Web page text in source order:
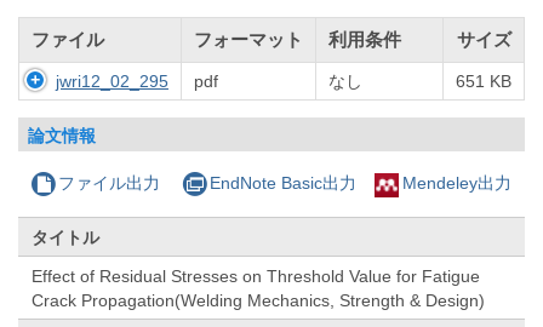
ファイル フォーマット 利用条件 サイズ
jwri12_02_295 pdf なし 651 KB
論文情報
ファイル出力 EndNote Basic出力 Mendeley出力
タイトル
Effect of Residual Stresses on Threshold Value for Fatigue
Crack Propagation(Welding Mechanics, Strength & Design)